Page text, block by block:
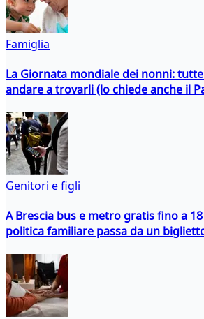
Famiglia
La Giornata mondiale dei nonni:
andare a trovarli (lo chiede anche il
Genitori e figli
A Brescia bus e metro gratis fino a
politica familiare passa da un